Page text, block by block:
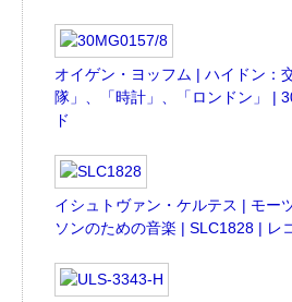
オイゲン・ヨッフム | ハイドン：
隊」、「時計」、「ロンドン」 |
ド
イシュトヴァン・ケルテス | モー
ソンのための音楽 | SLC1828 | レ